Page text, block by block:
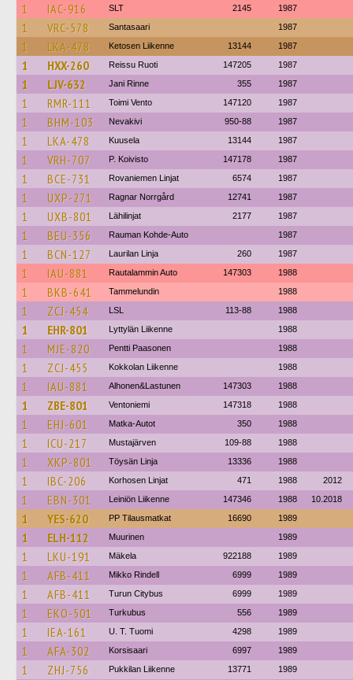
1 IAC-916 SLT 2145 1987
1 VRC-578 Santasaari 1987
1 LKA-478 Ketosen Liikenne 13144 1987
1 HXX-260 Reissu Ruoti 147205 1987
1 LJV-632 Jani Rinne 355 1987
1 RMR-111 Toimi Vento 147120 1987
1 BHM-103 Nevakivi 950-88 1987
1 LKA-478 Kuusela 13144 1987
1 VRH-707 P. Koivisto 147178 1987
1 BCE-731 Rovaniemen Linjat 6574 1987
1 UXP-271 Ragnar Norrgård 12741 1987
1 UXB-801 Lähilinjat 2177 1987
1 BEU-356 Rauman Kohde-Auto 1987
1 BCN-127 Laurilan Linja 260 1987
1 IAU-881 Rautalammin Auto 147303 1988
1 BKB-641 Tammelundin 1988
1 ZCJ-454 LSL 113-88 1988
1 EHR-801 Lyttylän Liikenne 1988
1 MJE-820 Pentti Paasonen 1988
1 ZCJ-455 Kokkolan Liikenne 1988
1 IAU-881 Alhonen&Lastunen 147303 1988
1 ZBE-801 Ventoniemi 147318 1988
1 EHJ-601 Matka-Autot 350 1988
1 ICU-217 Mustajärven 109-88 1988
1 XKP-801 Töysän Linja 13336 1988
1 IBC-206 Korhosen Linjat 471 1988 2012
1 EBN-301 Leiniön Liikenne 147346 1988 10.2018
1 YES-620 PP Tilausmatkat 16690 1989
1 ELH-112 Muurinen 1989
1 LKU-191 Mäkela 922188 1989
1 AFB-411 Mikko Rindell 6999 1989
1 AFB-411 Turun Citybus 6999 1989
1 EKO-501 Turkubus 556 1989
1 IEA-161 U. T. Tuomi 4298 1989
1 AFA-302 Korsisaari 6997 1989
1 ZHJ-756 Pukkilan Liikenne 13771 1989